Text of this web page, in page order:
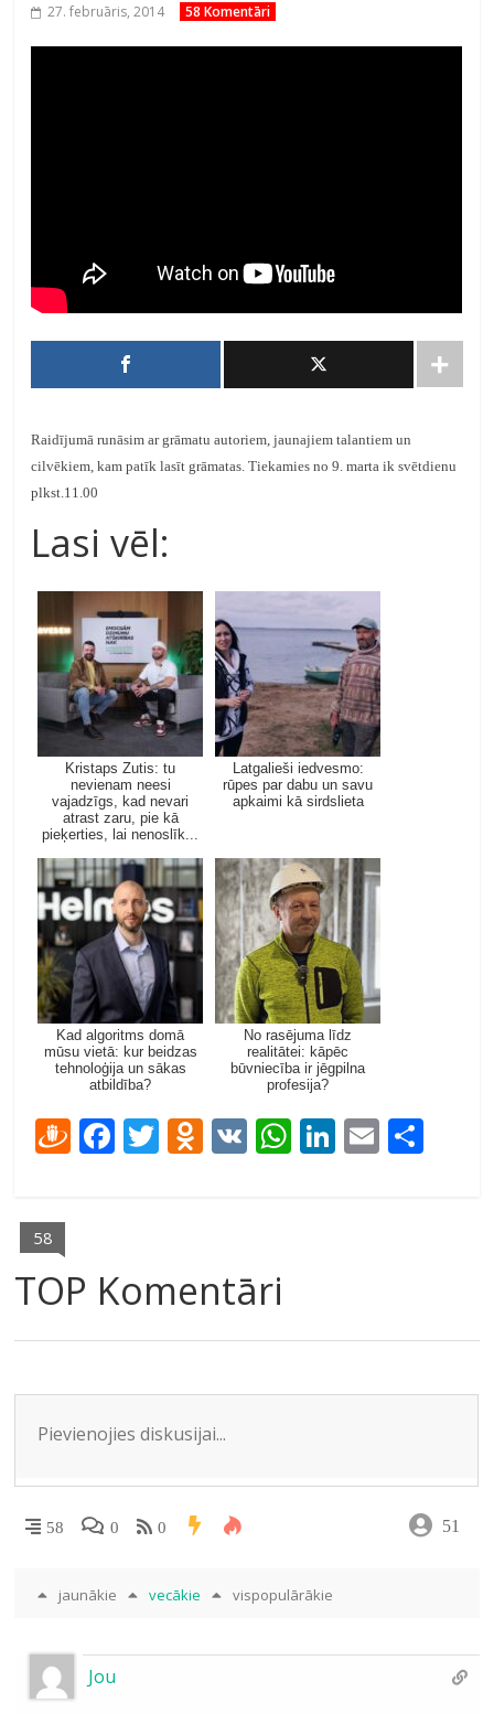
27. februāris, 2014 58 Komentāri
Raidījumā runāsim ar grāmatu autoriem, jaunajiem talantiem un
cilvēkiem, kam patīk lasīt grāmatas. Tiekamies no 9. marta ik svētdienu
plkst.11.00
Lasi vēl:
Kristaps Zutis: tu
nevienam neesi
vajadzīgs, kad nevari
atrast zaru, pie kā
pieķerties, lai nenoslīk...
Latgalieši iedvesmo:
rūpes par dabu un savu
apkaimi kā sirdslieta
Kad algoritms domā
mūsu vietā: kur beidzas
tehnoloģija un sākas
atbildība?
No rasējuma līdz
realitātei: kāpēc
būvniecība ir jēgpilna
profesija?
D
e
m
F
o
o
k
T O
kl
as
s
ni
ki
V W
p
Li E
58
TOP Komentāri
58 0 0 51
jaunākie vecākie vispopulārākie
Jou